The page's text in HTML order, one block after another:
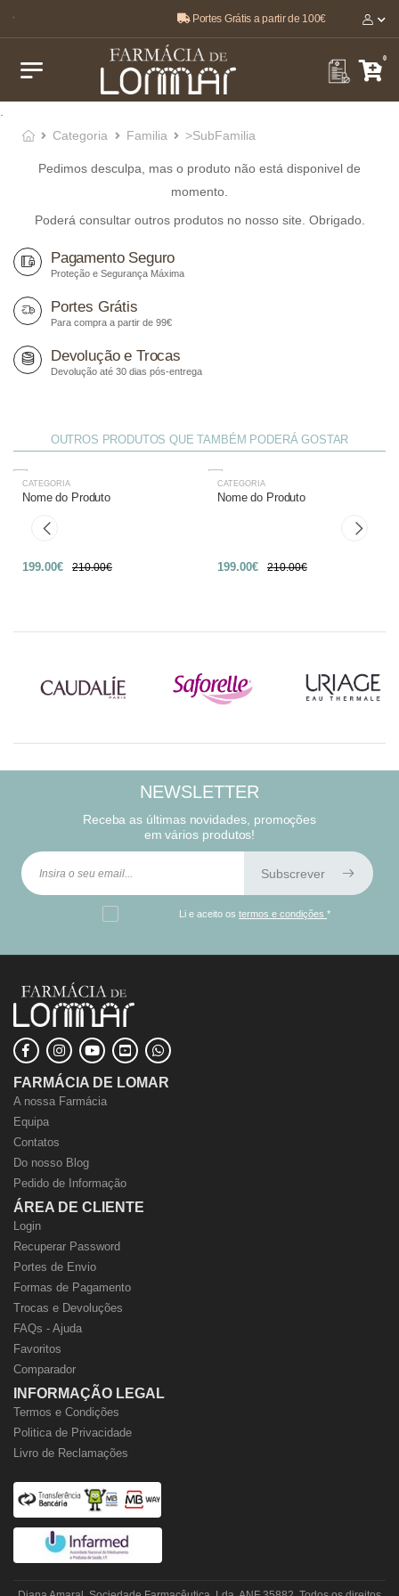
O melhor, pela sua saúde e bem-estar 🤍
Portes Grátis a partir de 100€
0
Categoria
Familia >SubFamilia
Pedimos desculpa, mas o produto não está disponivel de
momento.
Poderá consultar outros produtos no nosso site. Obrigado.
Pagamento Seguro
Proteção e Segurança Máxima
Portes Grátis
Para compra a partir de 99€
Devolução e Trocas
Devolução até 30 dias pós-entrega
OUTROS PRODUTOS QUE TAMBÉM PODERÁ GOSTAR
-27%
CATEGORIA
Nome do Produto
199.00€ 210.00€
-27%
CATEGORIA
Nome do Produto
199.00€ 210.00€
NEWSLETTER
Receba as últimas novidades, promoções
em vários produtos!
Subscrever
Li e aceito ostermos e condições*
FARMÁCIA DE LOMAR
A nossa Farmácia
Equipa
Contatos
Do nosso Blog
Pedido de Informação
ÁREA DE CLIENTE
Login
Recuperar Password
Portes de Envio
Formas de Pagamento
Trocas e Devoluções
FAQs - Ajuda
Favoritos
Comparador
INFORMAÇÃO LEGAL
Termos e Condições
Politica de Privacidade
Livro de Reclamações